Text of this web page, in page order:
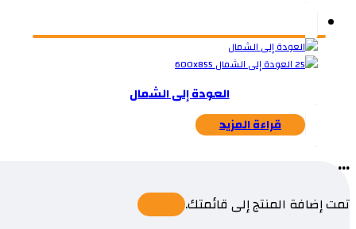
العودة إلى الشمال
قراءة المزيد
...
تمت إضافة المنتج إلى قائمتك.